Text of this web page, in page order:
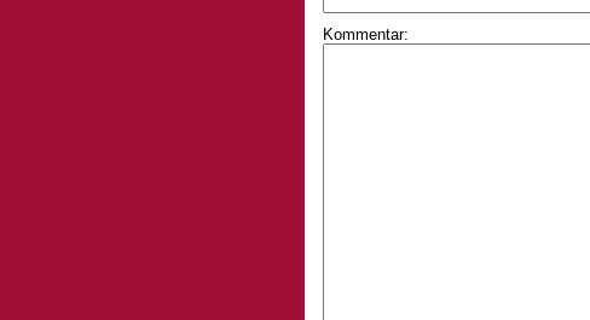
Kommentar: